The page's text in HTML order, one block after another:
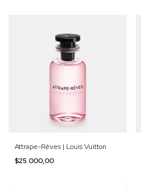
Attrape-Rêves | Louis Vuitton
$25.000,00